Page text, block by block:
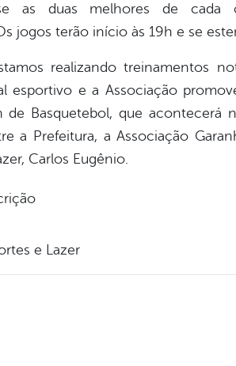
as duas melhores de cada
jogos terão início às 19h e se
realizando treinamentos
esportivo e a Associação
de Basquetebol, que
a Prefeitura, a Associação
Carlos Eugênio.
e Lazer